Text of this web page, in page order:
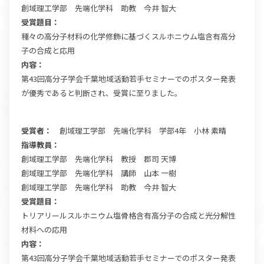
創域理工学部 先端化学科 助教 今井 智大
受賞題目：
種々の高分子材料の化学修飾に基づくスルホニウム塩含有高分
子の合成と応用
内容：
第43回高分子学会千葉地域活動若手セミナーでのポスター発表
が優秀であると判断され、受賞に至りました。
受賞者：
創域理工学部 先端化学科 学部4年 小林 素晴
指導教員：
創域理工学部 先端化学科 教授 郡司 天博
創域理工学部 先端化学科 講師 山本 一樹
創域理工学部 先端化学科 助教 今井 智大
受賞題目：
トリアリールスルホニウム塩骨格含有高分子の合成と光分解性
材料への応用
内容：
第43回高分子学会千葉地域活動若手セミナーでのポスター発表